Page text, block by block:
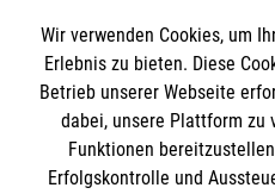
Wir Malteser
Spenden und Helfen
Angebote und Leistungen
Unsere Kurse
Informationen
Wir verwenden Cookies, um
Erlebnis zu bieten. Diese
Betrieb unserer Webseite
dabei, unsere Plattform zu
Funktionen
Erfolgskontrolle und